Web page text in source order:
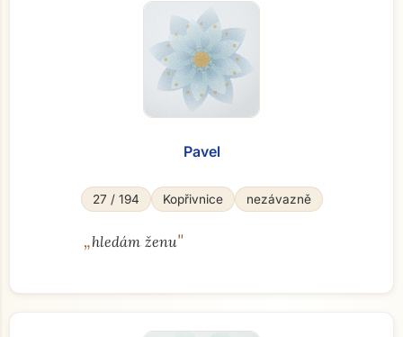
Pavel
27 / 194 Kopřivnice nezávazně
„hledám ženu"